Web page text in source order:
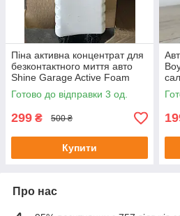
Піна активна концентрат для
безконтактного миття авто
Shine Garage Active Foam
Premium+ 1000 мл
Готово до відправки 3 од.
299 ₴ 500 ₴
Купити
Про нас